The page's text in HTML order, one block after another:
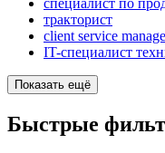
специалист по
тракторист
client service
IT-специалист
Показать ещё
Быстрые